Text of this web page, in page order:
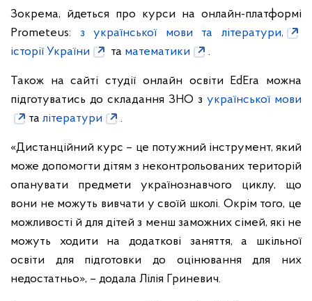
Зокрема, йдеться про курси на онлайн-платформі
Prometeus: з української мови та літератури,
історії України
та математики .
Також на сайті студії онлайн освіти EdEra можна
підготуватись до складання ЗНО з української мови
та літератури .
«Дистанційний курс – це потужний інструмент, який
може допомогти дітям з неконтрольованих територій
опанувати предмети українознавчого циклу, що
вони не можуть вивчати у своїй школі. Окрім того, це
можливості й для дітей з менш заможних сімей, які не
можуть ходити на додаткові заняття, а шкільної
освіти для підготовки до оцінювання для них
недостатньо», – додала Лілія Гриневич.